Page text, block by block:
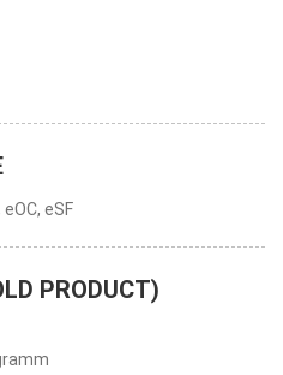
eSF
PRODUCT)